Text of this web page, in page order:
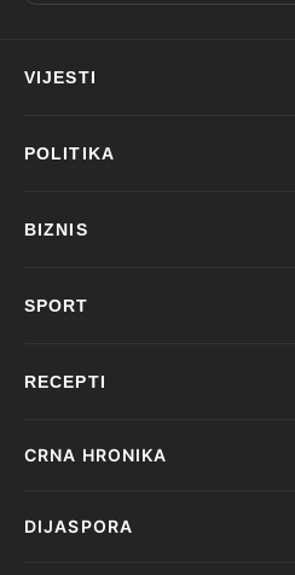
VIJESTI
POLITIKA
BIZNIS
SPORT
RECEPTI
CRNA HRONIKA
DIJASPORA